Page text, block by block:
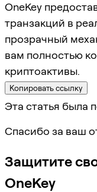
OneKey
транзакций в
прозрачный
вам полностью
криптоактивы.
Копировать ссылку
Эта статья была
Спасибо за ваш
Защитите
OneKey